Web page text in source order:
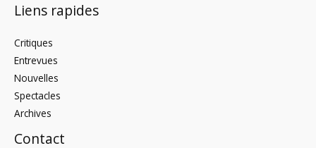
Liens rapides
Critiques
Entrevues
Nouvelles
Spectacles
Archives
Contact